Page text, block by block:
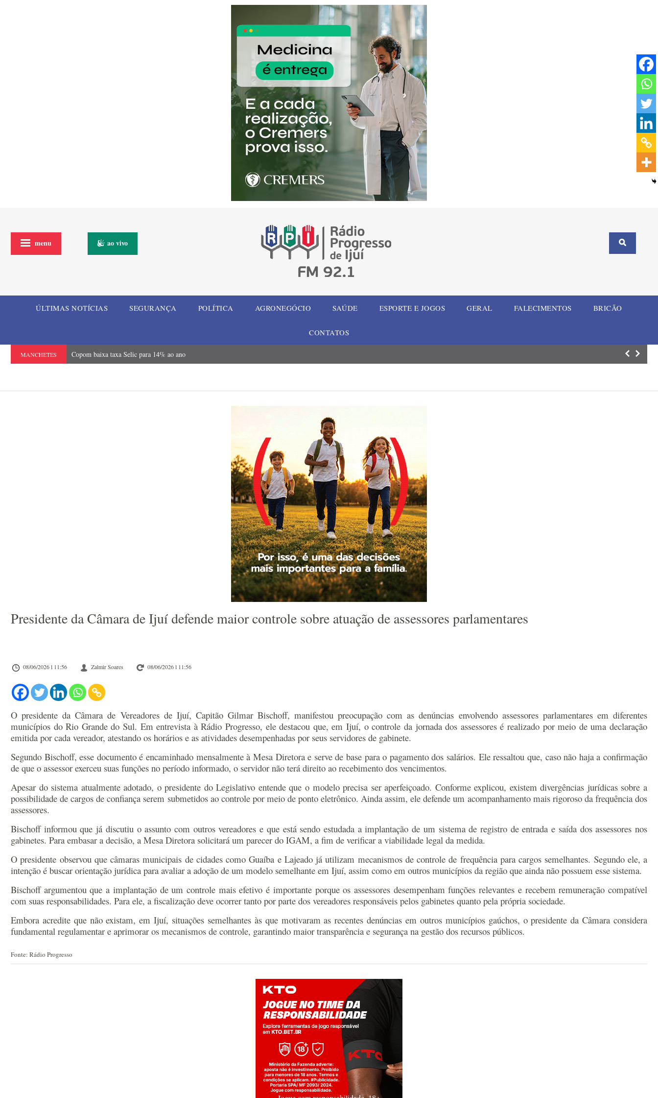
menu ao vivo
ÚLTIMAS NOTÍCIAS SEGURANÇA POLÍTICA AGRONEGÓCIO SAÚDE ESPORTE E JOGOS GERAL FALECIMENTOS BRICÃO
CONTATOS
MANCHETES Copom baixa taxa Selic para 14% ao ano SHR Miner
Presidente da Câmara de Ijuí defende maior controle sobre atuação de assessores parlamentares
08/06/2026 l 11:56 Zalmir Soares 08/06/2026 l 11:56
O presidente da Câmara de Vereadores de Ijuí, Capitão Gilmar Bischoff, manifestou preocupação com as denúncias envolvendo assessores parlamentares em diferentes
municípios do Rio Grande do Sul. Em entrevista à Rádio Progresso, ele destacou que, em Ijuí, o controle da jornada dos assessores é realizado por meio de uma declaração
emitida por cada vereador, atestando os horários e as atividades desempenhadas por seus servidores de gabinete.
Segundo Bischoff, esse documento é encaminhado mensalmente à Mesa Diretora e serve de base para o pagamento dos salários. Ele ressaltou que, caso não haja a confirmação
de que o assessor exerceu suas funções no período informado, o servidor não terá direito ao recebimento dos vencimentos.
Apesar do sistema atualmente adotado, o presidente do Legislativo entende que o modelo precisa ser aperfeiçoado. Conforme explicou, existem divergências jurídicas sobre a
possibilidade de cargos de confiança serem submetidos ao controle por meio de ponto eletrônico. Ainda assim, ele defende um acompanhamento mais rigoroso da frequência dos
assessores.
Bischoff informou que já discutiu o assunto com outros vereadores e que está sendo estudada a implantação de um sistema de registro de entrada e saída dos assessores nos
gabinetes. Para embasar a decisão, a Mesa Diretora solicitará um parecer do IGAM, a fim de verificar a viabilidade legal da medida.
O presidente observou que câmaras municipais de cidades como Guaíba e Lajeado já utilizam mecanismos de controle de frequência para cargos semelhantes. Segundo ele, a
intenção é buscar orientação jurídica para avaliar a adoção de um modelo semelhante em Ijuí, assim como em outros municípios da região que ainda não possuem esse sistema.
Bischoff argumentou que a implantação de um controle mais efetivo é importante porque os assessores desempenham funções relevantes e recebem remuneração compatível
com suas responsabilidades. Para ele, a fiscalização deve ocorrer tanto por parte dos vereadores responsáveis pelos gabinetes quanto pela própria sociedade.
Embora acredite que não existam, em Ijuí, situações semelhantes às que motivaram as recentes denúncias em outros municípios gaúchos, o presidente da Câmara considera
fundamental regulamentar e aprimorar os mecanismos de controle, garantindo maior transparência e segurança na gestão dos recursos públicos.
Fonte: Rádio Progresso